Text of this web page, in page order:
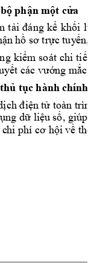
bộ phận một cửa
tải đáng kể khối
hồ sơ trực tuyến,
kiểm soát chi tiết,
ết các vướng mắc,
thủ tục hành chính
điện tử toàn trì
dữ liệu số, giúp
chi phí cơ hội về